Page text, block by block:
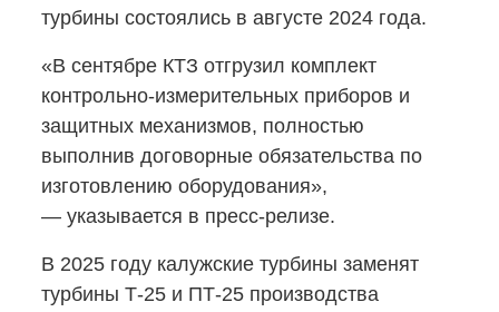
турбины состоялись в августе 2024 года.
«В сентябре КТЗ отгрузил комплект
контрольно-измерительных приборов и
защитных механизмов, полностью
выполнив договорные обязательства по
изготовлению оборудования»,
— указывается в пресс-релизе.
В 2025 году калужские турбины заменят
турбины Т-25 и ПТ-25 производства